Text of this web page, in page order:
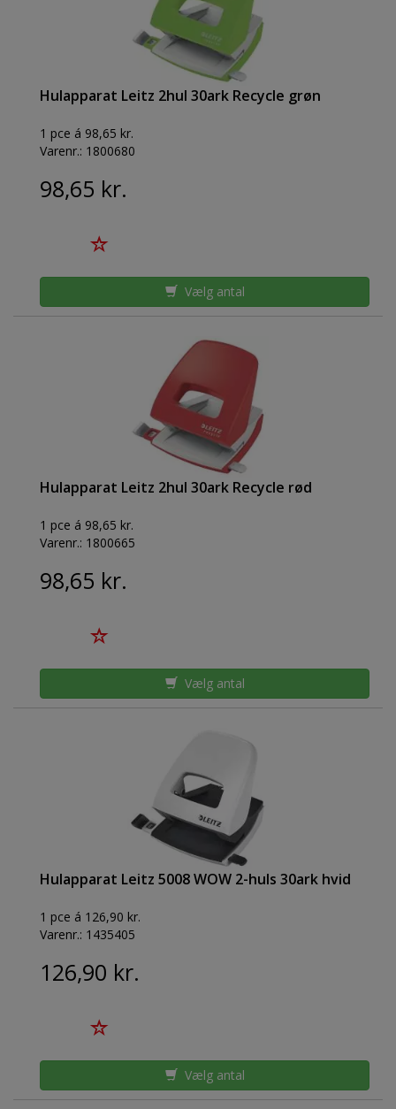
Hulapparat Leitz 2hul 30ark Recycle grøn
1 pce á 98,65 kr.
Varenr.: 1800680
98,65 kr.
Vælg antal
Hulapparat Leitz 2hul 30ark Recycle rød
1 pce á 98,65 kr.
Varenr.: 1800665
98,65 kr.
Vælg antal
Hulapparat Leitz 5008 WOW 2-huls 30ark hvid
1 pce á 126,90 kr.
Varenr.: 1435405
126,90 kr.
Vælg antal